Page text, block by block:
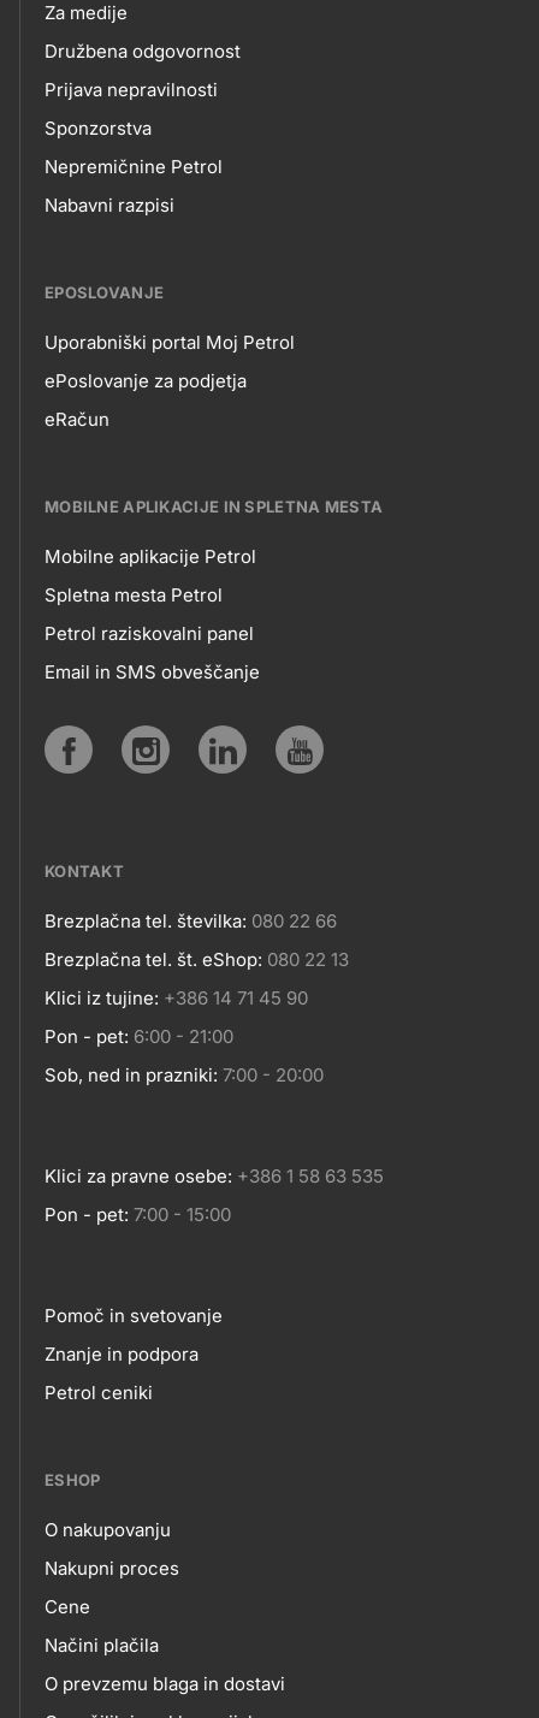
Za medije
Družbena odgovornost
Prijava nepravilnosti
Sponzorstva
Nepremičnine Petrol
Nabavni razpisi
EPOSLOVANJE
EPOSLOVANJE
Uporabniški portal Moj Petrol
ePoslovanje za podjetja
eRačun
MOBILNE APLIKACIJE IN SPLETNA MESTA
MOBILNE
APLIKACIJE
SPLETNA
Mobilne aplikacije Petrol
Spletna mesta Petrol
Petrol raziskovalni panel
Email in SMS obveščanje
KONTAKT
Kontakt
Brezplačna tel. številka: 080 22 66
Brezplačna tel. št. eShop: 080 22 13
Klici iz tujine: +386 14 71 45 90
Pon - pet: 6:00 - 21:00
Sob, ned in prazniki: 7:00 - 20:00
Klici za pravne osebe: +386 1 58 63 535
Pon - pet: 7:00 - 15:00
Footer
links
Pomoč in svetovanje
Znanje in podpora
Petrol ceniki
ESHOP
eshop
O nakupovanju
Nakupni proces
Cene
Načini plačila
O prevzemu blaga in dostavi